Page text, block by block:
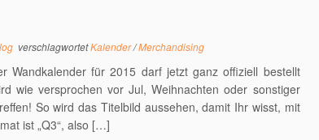
verschlagwortetKalender/Merchandising
Wandkalender für 2015 darf jetzt ganz offiziell bestellt
wie versprochen vor Jul, Weihnachten oder sonstiger
So wird das Titelbild aussehen, damit Ihr wisst, mit
ist „Q3“, also […]